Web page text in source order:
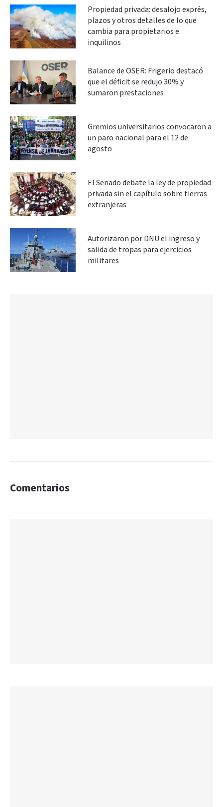
Propiedad privada: desalojo exprés,
plazos y otros detalles de lo que
cambia para propietarios e
inquilinos
Balance de OSER: Frigerio destacó
que el déficit se redujo 30% y
sumaron prestaciones
Gremios universitarios convocaron a
un paro nacional para el 12 de
agosto
El Senado debate la ley de propiedad
privada sin el capítulo sobre tierras
extranjeras
Autorizaron por DNU el ingreso y
salida de tropas para ejercicios
militares
Comentarios